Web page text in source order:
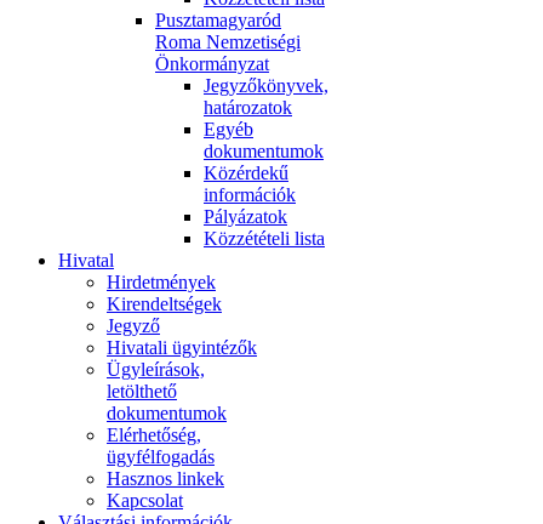
Pusztamagyaród
Roma Nemzetiségi
Önkormányzat
Jegyzőkönyvek,
határozatok
Egyéb
dokumentumok
Közérdekű
információk
Pályázatok
Közzétételi lista
Hivatal
Hirdetmények
Kirendeltségek
Jegyző
Hivatali ügyintézők
Ügyleírások,
letölthető
dokumentumok
Elérhetőség,
ügyfélfogadás
Hasznos linkek
Kapcsolat